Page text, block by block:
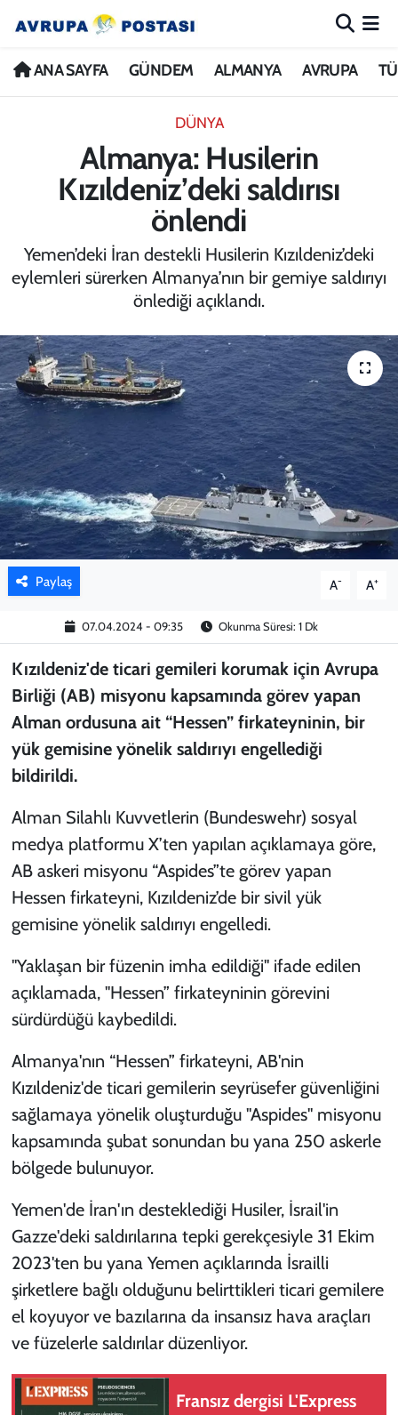
ANA SAYFA GÜNDEM ALMANYA AVRUPA
DÜNYA
Almanya: Husilerin
Kızıldeniz’deki saldırısı
önlendi
Yemen’deki İran destekli Husilerin Kızıldeniz’deki
eylemleri sürerken Almanya’nın bir gemiye saldırıyı
önlediği açıklandı.
Paylaş A- A+
07.04.2024 - 09:35 Okunma Süresi: 1 Dk
Kızıldeniz'de ticari gemileri korumak için Avrupa
Birliği (AB) misyonu kapsamında görev yapan
Alman ordusuna ait “Hessen” firkateyninin, bir
yük gemisine yönelik saldırıyı engellediği
bildirildi.
Alman Silahlı Kuvvetlerin (Bundeswehr) sosyal
medya platformu X’ten yapılan açıklamaya göre,
AB askeri misyonu “Aspides”te görev yapan
Hessen firkateyni, Kızıldeniz’de bir sivil yük
gemisine yönelik saldırıyı engelledi.
"Yaklaşan bir füzenin imha edildiği" ifade edilen
açıklamada, "Hessen” firkateyninin görevini
sürdürdüğü kaybedildi.
Almanya'nın “Hessen” firkateyni, AB'nin
Kızıldeniz'de ticari gemilerin seyrüsefer güvenliğini
sağlamaya yönelik oluşturduğu "Aspides" misyonu
kapsamında şubat sonundan bu yana 250 askerle
bölgede bulunuyor.
Yemen'de İran'ın desteklediği Husiler, İsrail'in
Gazze'deki saldırılarına tepki gerekçesiyle 31 Ekim
2023'ten bu yana Yemen açıklarında İsrailli
şirketlere bağlı olduğunu belirttikleri ticari gemilere
el koyuyor ve bazılarına da insansız hava araçları
ve füzelerle saldırılar düzenliyor.
Fransız dergisi L'Express
ANA SAYFA
ALMANYA
AVRUPA
TÜRKİYE
KÜLTÜR
SPOR
KADIN
YAZARLAR
Nöbetçi Eczaneler
İstanbul Namaz Vakitleri
Trafik Durumu
Avrupa Ligi Puan Durumu ve Fikstür
Tüm Manşetler
Son Dakika Haberleri
Haber Arşivi